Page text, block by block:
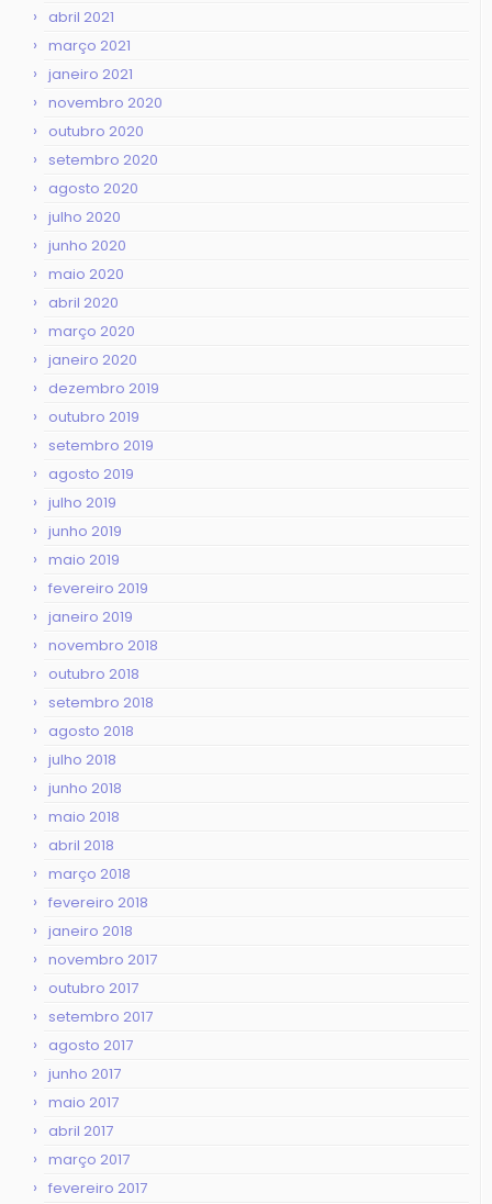
abril 2021
março 2021
janeiro 2021
novembro 2020
outubro 2020
setembro 2020
agosto 2020
julho 2020
junho 2020
maio 2020
abril 2020
março 2020
janeiro 2020
dezembro 2019
outubro 2019
setembro 2019
agosto 2019
julho 2019
junho 2019
maio 2019
fevereiro 2019
janeiro 2019
novembro 2018
outubro 2018
setembro 2018
agosto 2018
julho 2018
junho 2018
maio 2018
abril 2018
março 2018
fevereiro 2018
janeiro 2018
novembro 2017
outubro 2017
setembro 2017
agosto 2017
junho 2017
maio 2017
abril 2017
março 2017
fevereiro 2017